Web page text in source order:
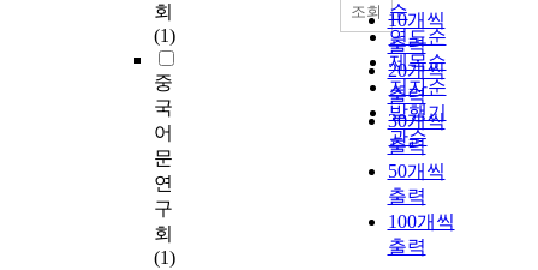
회
(1)
중
국
어
문
연
구
회
(1)
순
연도순
제목순
저자순
발행기
관순
10개씩
출력
20개씩
출력
30개씩
출력
50개씩
출력
100개씩
출력
조회